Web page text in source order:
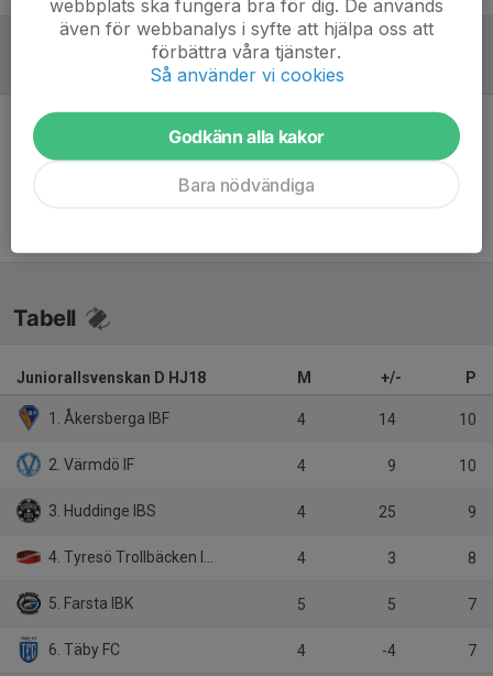
Inget referat skrivet
Tabell
Juniorallsvenskan D HJ18 M +/- P
1. Åkersberga IBF 4 14 10
2. Värmdö IF 4 9 10
3. Huddinge IBS 4 25 9
4. Tyresö Trollbäcken IBK 4 3 8
5. Farsta IBK 5 5 7
6. Täby FC 4 -4 7
webbplats ska fungera bra för dig. De används
även för webbanalys i syfte att hjälpa oss att
förbättra våra tjänster.
Så använder vi cookies
Godkänn alla kakor
Bara nödvändiga